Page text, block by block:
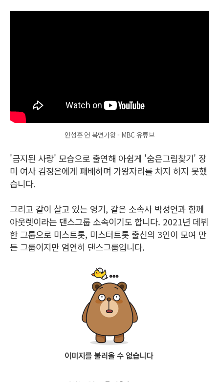
안성훈 연 복면가왕 - MBC 유튜브
'금지된 사랑' 모습으로 출연해 아쉽게 '숨은그림찾기' 장
미 여사 김정은에게 패배하며 가왕자리를 차지 하지 못했
습니다.
그리고 같이 살고 있는 영기, 같은 소속사 박성연과 함께
아웃렛이라는 댄스그룹 소속이기도 합니다. 2021년 데뷔
한 그룹으로 미스트롯, 미스터트롯 출신의 3인이 모여 만
든 그룹이지만 엄연히 댄스그룹입니다.